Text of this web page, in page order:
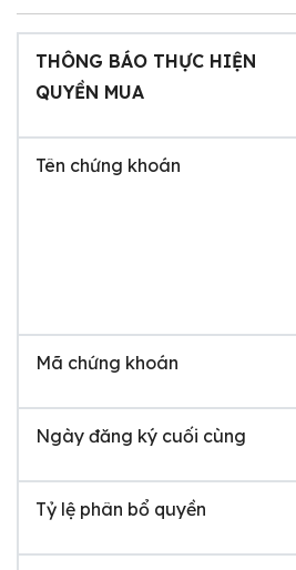
THÔNG BÁO THỰC HIỆN
QUYỀN MUA
Tên chứng khoán
Mã chứng khoán
Ngày đăng ký cuối cùng
Tỷ lệ phân bổ quyền